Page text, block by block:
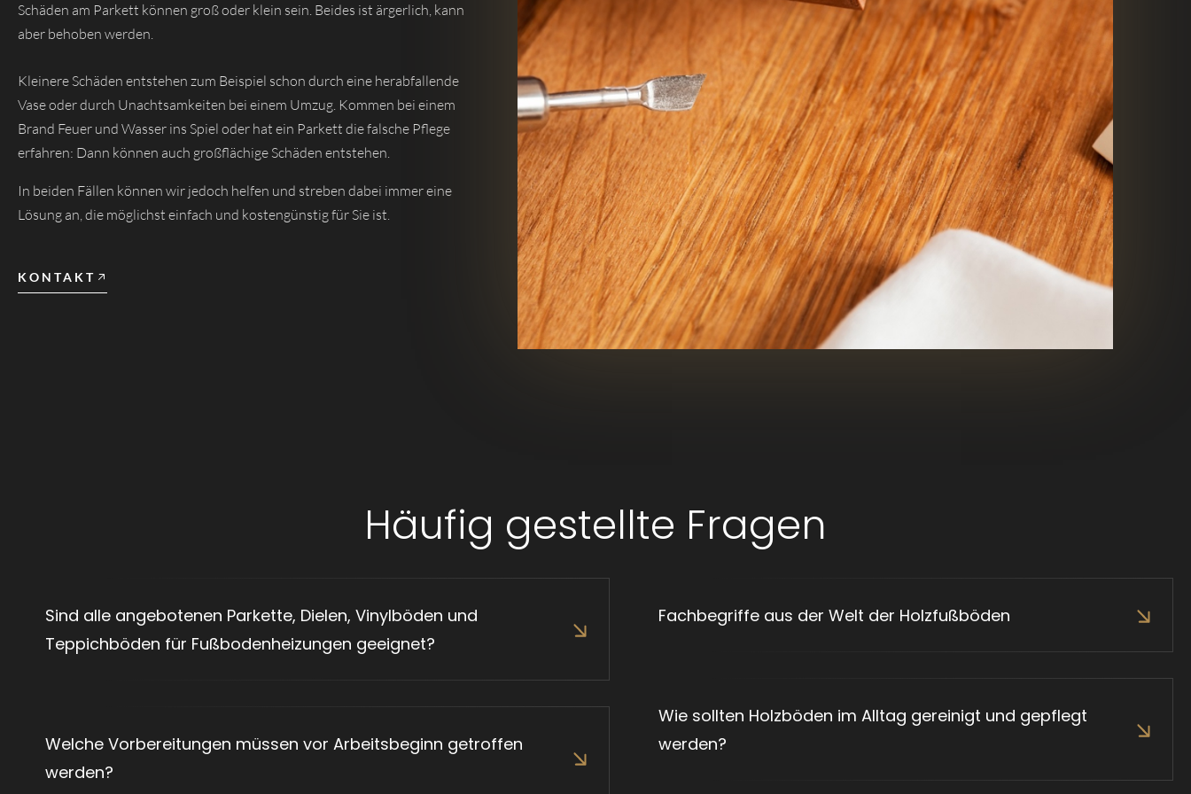
Schäden am Parkett können groß oder klein sein. Beides ist ärgerlich, kann
aber behoben werden.
Kleinere Schäden entstehen zum Beispiel schon durch eine herabfallende
Vase oder durch Unachtsamkeiten bei einem Umzug. Kommen bei einem
Brand Feuer und Wasser ins Spiel oder hat ein Parkett die falsche Pflege
erfahren: Dann können auch großflächige Schäden entstehen.
In beiden Fällen können wir jedoch helfen und streben dabei immer eine
Lösung an, die möglichst einfach und kostengünstig für Sie ist.
KONTAKT
Häufig gestellte Fragen
Sind alle angebotenen Parkette, Dielen, Vinylböden und
Teppichböden für Fußbodenheizungen geeignet?
Welche Vorbereitungen müssen vor Arbeitsbeginn getroffen
werden?
Fachbegriffe aus der Welt der Holzfußböden
Wie sollten Holzböden im Alltag gereinigt und gepflegt
werden?